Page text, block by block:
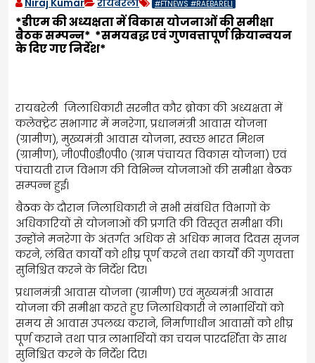
Niraj Kumar रायबरेली #FTNEWS #RAEBARELI
*डीएम की अध्यक्षता में विकास योजनाओं की समीक्षा
बैठक सम्पन्न* *समयबद्ध एवं गुणवत्तापूर्ण क्रियान्वयन
के दिए गए निर्देश*
रायबरेली जिलाधिकारी सरनीत कौर ब्रोका की अध्यक्षता में
कलेक्ट्रेट सभागार में मनरेगा, प्रधानमंत्री आवास योजना
(ग्रामीण), मुख्यमंत्री आवास योजना, स्वच्छ भारत मिशन
(ग्रामीण), जी०पी०डी०पी० (ग्राम पंचायत विकास योजना) एवं
पंचायती राज विभाग की विभिन्न योजनाओं की समीक्षा बैठक
सम्पन्न हुई।
बैठक के दौरान जिलाधिकारी ने सभी संबंधित विभागों के
अधिकारियों से योजनाओं की प्रगति की विस्तृत समीक्षा की।
उन्होंने मनरेगा के अंतर्गत अधिक से अधिक मानव दिवस सृजन
करने, लंबित कार्यों को शीघ्र पूर्ण करने तथा कार्यों की गुणवत्ता
सुनिश्चित करने के निर्देश दिए।
प्रधानमंत्री आवास योजना (ग्रामीण) एवं मुख्यमंत्री आवास
योजना की समीक्षा करते हुए जिलाधिकारी ने लाभार्थियों को
समय से आवास उपलब्ध कराने, निर्माणाधीन आवासों को शीघ्र
पूर्ण कराने तथा पात्र लाभार्थियों का चयन पारदर्शिता के साथ
सुनिश्चित करने के निर्देश दिए।